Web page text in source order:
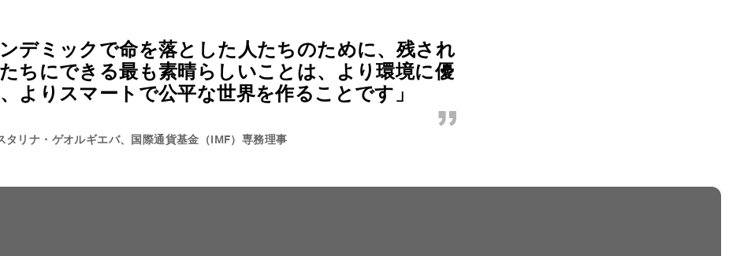
ンデミックで命を落とした人たちのために、残され
ちにできる最も素晴らしいことは、より環境に優
よりスマートで公平な世界を作ることです」
”
タリナ・ゲオルギエバ、国際通貨基金（IMF）専務理事